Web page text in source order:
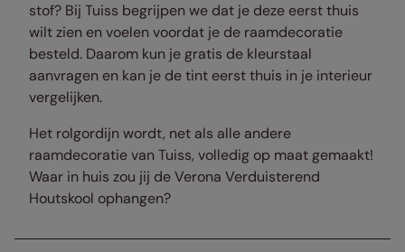
stof? Bij Tuiss begrijpen we dat je deze eerst thuis
wilt zien en voelen voordat je de raamdecoratie
besteld. Daarom kun je gratis de kleurstaal
aanvragen en kan je de tint eerst thuis in je interieur
vergelijken.
Het rolgordijn wordt, net als alle andere
raamdecoratie van Tuiss, volledig op maat gemaakt!
Waar in huis zou jij de Verona Verduisterend
Houtskool ophangen?